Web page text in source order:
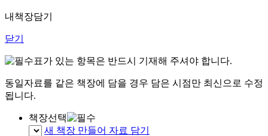
내책장담기
닫기
표가 있는 항목은 반드시 기재해 주셔야 합니다.
동일자료를 같은 책장에 담을 경우 담은 시점만 최신으로 수정
됩니다.
책장선택
새 책장 만들어 자료 담기